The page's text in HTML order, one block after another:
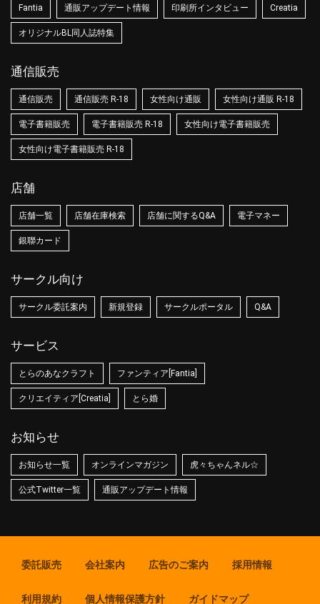
Fantia 通販アップデート情報 印刷所インタビュー Creatia
オリジナルBL同人誌特集
通信販売
通信販売 通信販売 R-18 女性向け通販 女性向け通販 R-18
電子書籍販売 電子書籍販売 R-18 女性向け電子書籍販売
女性向け電子書籍販売 R-18
店舗
店舗一覧 店舗在庫検索 店舗に関するQ&A 電子マネー
銀聯カード
サークル向け
サークル委託案内 新規登録 サークルポータル Q&A
サービス
とらのあなクラフト ファンティア[Fantia]
クリエイティア[Creatia] とら婚
お知らせ
お知らせ一覧 オンラインマガジン 虎々ちゃんネル☆
公式Twitter一覧 通販アップデート情報
委託販売 会社案内 広告のご案内 採用情報
利用規約 個人情報保護方針 ガイドマップ